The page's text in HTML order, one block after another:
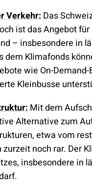
Verkehr:Das
ist das Angebot
– insbesondere in
dem Klimafonds
wie On-
Kleinbusse
Mit dem
Alternative zum
etwa vom
zurzeit noch rar. Der
insbesondere in